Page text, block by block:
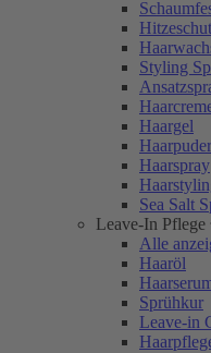
Styling
Haargel
Haarpuder
Haarspray
Sea Salt
Leave-In Pflege
Alle
Haaröl
Sprühkur
Leave-in